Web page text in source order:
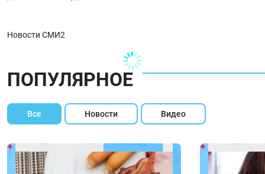
Новости СМИ2
ПОПУЛЯРНОЕ
Все Новости Видео